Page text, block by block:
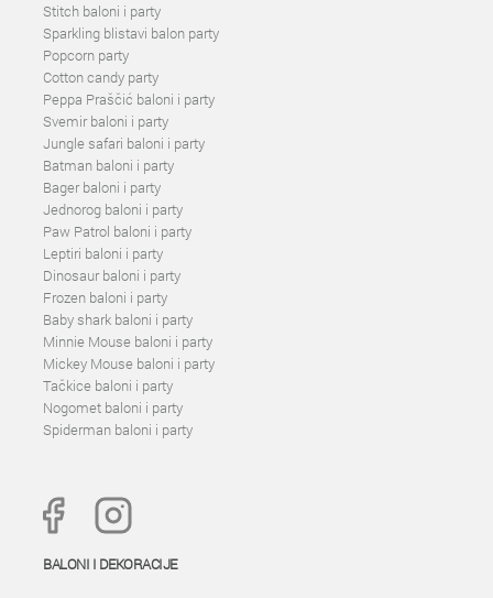
Stitch baloni i party
Sparkling blistavi balon party
Popcorn party
Cotton candy party
Peppa Praščić baloni i party
Svemir baloni i party
Jungle safari baloni i party
Batman baloni i party
Bager baloni i party
Jednorog baloni i party
Paw Patrol baloni i party
Leptiri baloni i party
Dinosaur baloni i party
Frozen baloni i party
Baby shark baloni i party
Minnie Mouse baloni i party
Mickey Mouse baloni i party
Tačkice baloni i party
Nogomet baloni i party
Spiderman baloni i party
BALONI I DEKORACIJE